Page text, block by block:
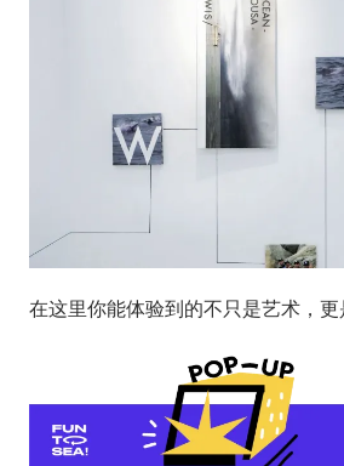
在这里你能体验到的不只是艺术，更